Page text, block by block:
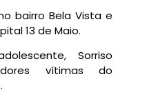
bairro Bela Vista e
13 de Maio.
Sorriso
vítimas do